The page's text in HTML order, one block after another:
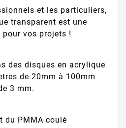
et les particuliers,
transparent est une
vos projets !
des disques en acrylique
de 20mm à 100mm
3 mm.
du PMMA coulé